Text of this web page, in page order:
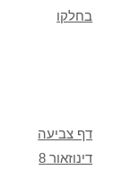
בחלקו
דף צביעה
דינוזאור 8